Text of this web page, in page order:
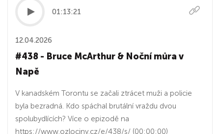
01:13:21
12.04.2026
#438 - Bruce McArthur & Noční můra v
Napě
V kanadském Torontu se začali ztrácet muži a policie
byla bezradná. Kdo spáchal brutální vraždu dvou
spolubydlících? Více o epizodě na
https://www.ozlociny.cz/e/438/s/ (00:00:00)